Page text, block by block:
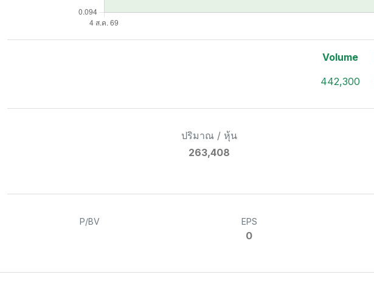
Volume
442,300
ปริมาณ / หุ้น
263,408
P/BV EPS
0